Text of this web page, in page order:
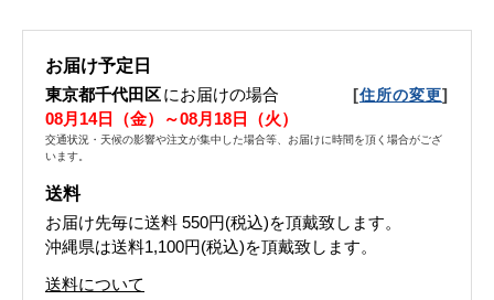
お届け予定日
東京都千代田区にお届けの場合 [住所の変更]
08月14日（金）～08月18日（火）
交通状況・天候の影響や注文が集中した場合等、お届けに時間を頂く場合がござ
います。
送料
お届け先毎に送料 550円(税込)を頂戴致します。
沖縄県は送料1,100円(税込)を頂戴致します。
送料について